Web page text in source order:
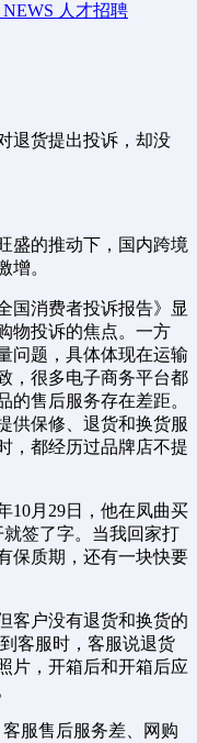
NEWS 人才招聘
退货提出投诉，却没
的推动下，国内跨境
增。
消费者投诉报告》显
物投诉的焦点。一方
问题，具体体现在运输
，很多电子商务平台都
的售后服务存在差距。
供保修、退货和换货服
，都经历过品牌店不提
月29日，他在凤曲买
签了字。当我回家打
保质期，还有一块快要
户没有退货和换货的
客服时，客服说退货
片，开箱后和开箱后应
服售后服务差、网购